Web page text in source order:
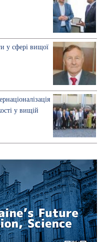
у сфері вищої
у вищій